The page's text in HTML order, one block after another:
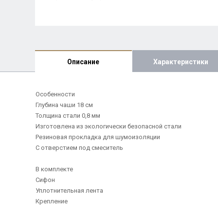
Описание Характеристики
Особенности
Глубина чаши 18 см
Толщина стали 0,8 мм
Изготовлена из экологически безопасной стали
Резиновая прокладка для шумоизоляции
С отверстием под смеситель
В комплекте
Сифон
Уплотнительная лента
Крепление